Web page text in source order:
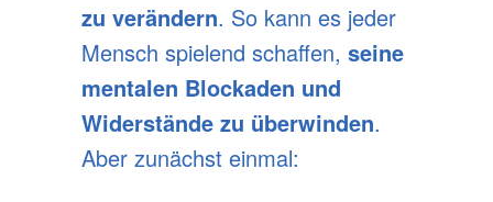
zu verändern. So kann es jeder
Mensch spielend schaffen, seine
mentalen Blockaden und
Widerstände zu überwinden.
Aber zunächst einmal: